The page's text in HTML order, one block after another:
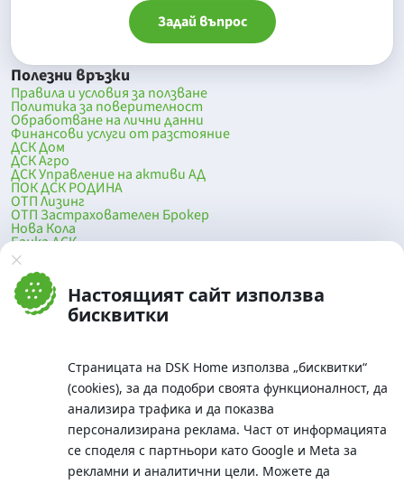
Настоящият сайт използва
бисквитки
Страницата на DSK Home използва „бисквитки“
(cookies), за да подобри своята функционалност, да
анализира трафика и да показва
персонализирана реклама. Част от информацията
се споделя с партньори като Google и Meta за
рекламни и аналитични цели. Можете да
Задай въпрос
Полезни връзки
Правила и условия за ползване
Политика за поверителност
Обработване на лични данни
Финансови услуги от разстояние
ДСК Дом
ДСК Агро
ДСК Управление на активи АД
ПОК ДСК РОДИНА
ОТП Лизинг
ОТП Застрахователен Брокер
Нова Кола
Банка ДСК
DSK Mobile
Оферти за продажба от Банка ДСК
Клонова мрежа и банкомати
До началото на страницата